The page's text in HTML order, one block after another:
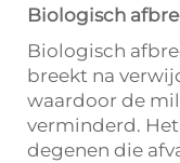
Biologisch
Biologisch
breekt na
waardoor de
verminderd.
degenen die